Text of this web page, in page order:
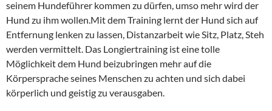
seinem Hundeführer kommen zu dürfen, umso mehr wird der
Hund zu ihm wollen.Mit dem Training lernt der Hund sich auf
Entfernung lenken zu lassen, Distanzarbeit wie Sitz, Platz, Steh
werden vermittelt. Das Longiertraining ist eine tolle
Möglichkeit dem Hund beizubringen mehr auf die
Körpersprache seines Menschen zu achten und sich dabei
körperlich und geistig zu verausgaben.